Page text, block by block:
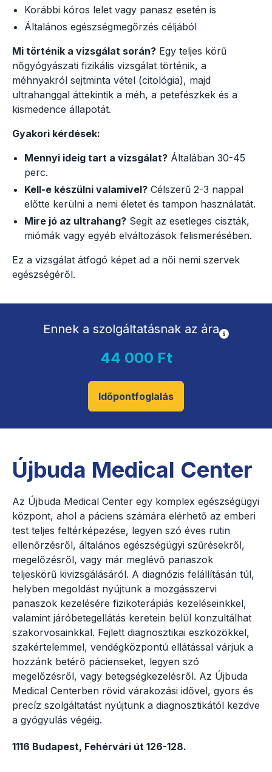
Korábbi kóros lelet vagy panasz esetén is
Általános egészségmegőrzés céljából
Mi történik a vizsgálat során? Egy teljes körű
nőgyógyászati fizikális vizsgálat történik, a
méhnyakról sejtminta vétel (citológia), majd
ultrahanggal áttekintik a méh, a petefészkek és a
kismedence állapotát.
Gyakori kérdések:
Mennyi ideig tart a vizsgálat? Általában 30-45
perc.
Kell-e készülni valamivel? Célszerű 2-3 nappal
előtte kerülni a nemi életet és tampon használatát.
Mire jó az ultrahang? Segít az esetleges ciszták,
miómák vagy egyéb elváltozások felismerésében.
Ez a vizsgálat átfogó képet ad a női nemi szervek
egészségéről.
Ennek a szolgáltatásnak az ára
44 000 Ft
Időpontfoglalás
Újbuda Medical Center
Az Újbuda Medical Center egy komplex egészségügyi
központ, ahol a páciens számára elérhető az emberi
test teljes feltérképezése, legyen szó éves rutin
ellenőrzésről, általános egészségügyi szűrésekről,
megelőzésről, vagy már meglévő panaszok
teljeskörű kivizsgálásáról. A diagnózis felállításán túl,
helyben megoldást nyújtunk a mozgásszervi
panaszok kezelésére fizikoterápiás kezeléseinkkel,
valamint járóbetegellátás keretein belül konzultálhat
szakorvosainkkal. Fejlett diagnosztikai eszközökkel,
szakértelemmel, vendégközpontú ellátással várjuk a
hozzánk betérő pácienseket, legyen szó
megelőzésről, vagy betegségkezelésről. Az Újbuda
Medical Centerben rövid várakozási idővel, gyors és
precíz szolgáltatást nyújtunk a diagnosztikától kezdve
a gyógyulás végéig.
1116 Budapest, Fehérvári út 126-128.